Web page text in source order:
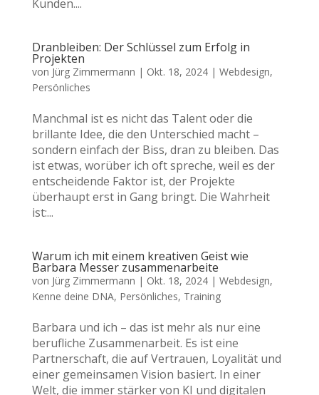
Kunden....
Dranbleiben: Der Schlüssel zum Erfolg in
Projekten
von Jürg Zimmermann | Okt. 18, 2024| Webdesign,
Persönliches
Manchmal ist es nicht das Talent oder die
brillante Idee, die den Unterschied macht –
sondern einfach der Biss, dran zu bleiben. Das
ist etwas, worüber ich oft spreche, weil es der
entscheidende Faktor ist, der Projekte
überhaupt erst in Gang bringt. Die Wahrheit
ist:...
Warum ich mit einem kreativen Geist wie
Barbara Messer zusammenarbeite
von Jürg Zimmermann | Okt. 18, 2024| Webdesign,
Kenne deine DNA, Persönliches, Training
Barbara und ich – das ist mehr als nur eine
berufliche Zusammenarbeit. Es ist eine
Partnerschaft, die auf Vertrauen, Loyalität und
einer gemeinsamen Vision basiert. In einer
Welt, die immer stärker von KI und digitalen